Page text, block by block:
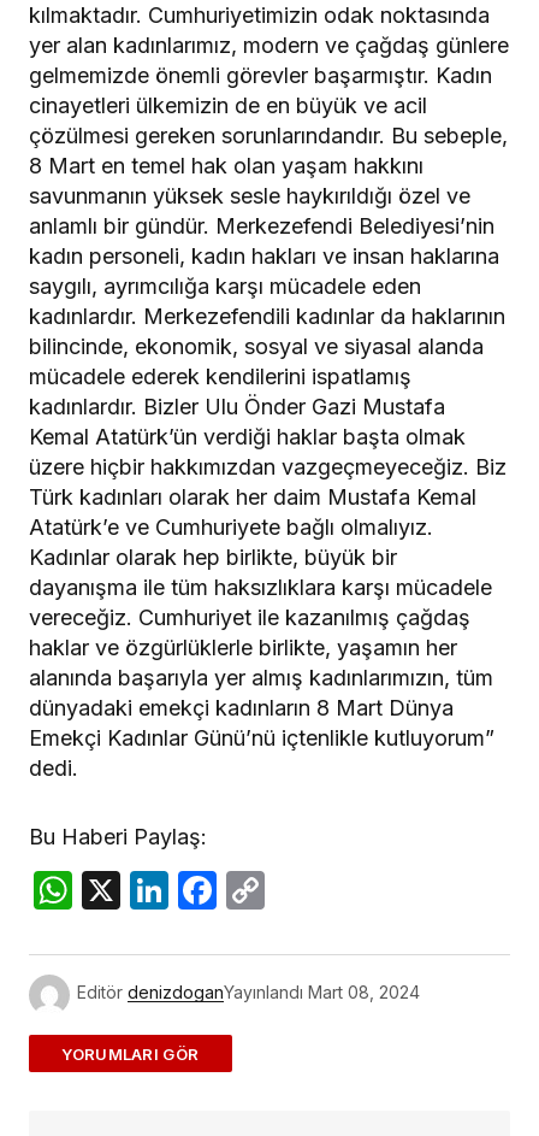
kılmaktadır. Cumhuriyetimizin odak noktasında
yer alan kadınlarımız, modern ve çağdaş günlere
gelmemizde önemli görevler başarmıştır. Kadın
cinayetleri ülkemizin de en büyük ve acil
çözülmesi gereken sorunlarındandır. Bu sebeple,
8 Mart en temel hak olan yaşam hakkını
savunmanın yüksek sesle haykırıldığı özel ve
anlamlı bir gündür. Merkezefendi Belediyesi’nin
kadın personeli, kadın hakları ve insan haklarına
saygılı, ayrımcılığa karşı mücadele eden
kadınlardır. Merkezefendili kadınlar da haklarının
bilincinde, ekonomik, sosyal ve siyasal alanda
mücadele ederek kendilerini ispatlamış
kadınlardır. Bizler Ulu Önder Gazi Mustafa
Kemal Atatürk’ün verdiği haklar başta olmak
üzere hiçbir hakkımızdan vazgeçmeyeceğiz. Biz
Türk kadınları olarak her daim Mustafa Kemal
Atatürk’e ve Cumhuriyete bağlı olmalıyız.
Kadınlar olarak hep birlikte, büyük bir
dayanışma ile tüm haksızlıklara karşı mücadele
vereceğiz. Cumhuriyet ile kazanılmış çağdaş
haklar ve özgürlüklerle birlikte, yaşamın her
alanında başarıyla yer almış kadınlarımızın, tüm
dünyadaki emekçi kadınların 8 Mart Dünya
Emekçi Kadınlar Günü’nü içtenlikle kutluyorum”
dedi.
Bu Haberi Paylaş:
WhatsApp
X LinkedIn
Facebook
Editör denizdoganYayınlandı Mart 08, 2024
ADD A COMMENT